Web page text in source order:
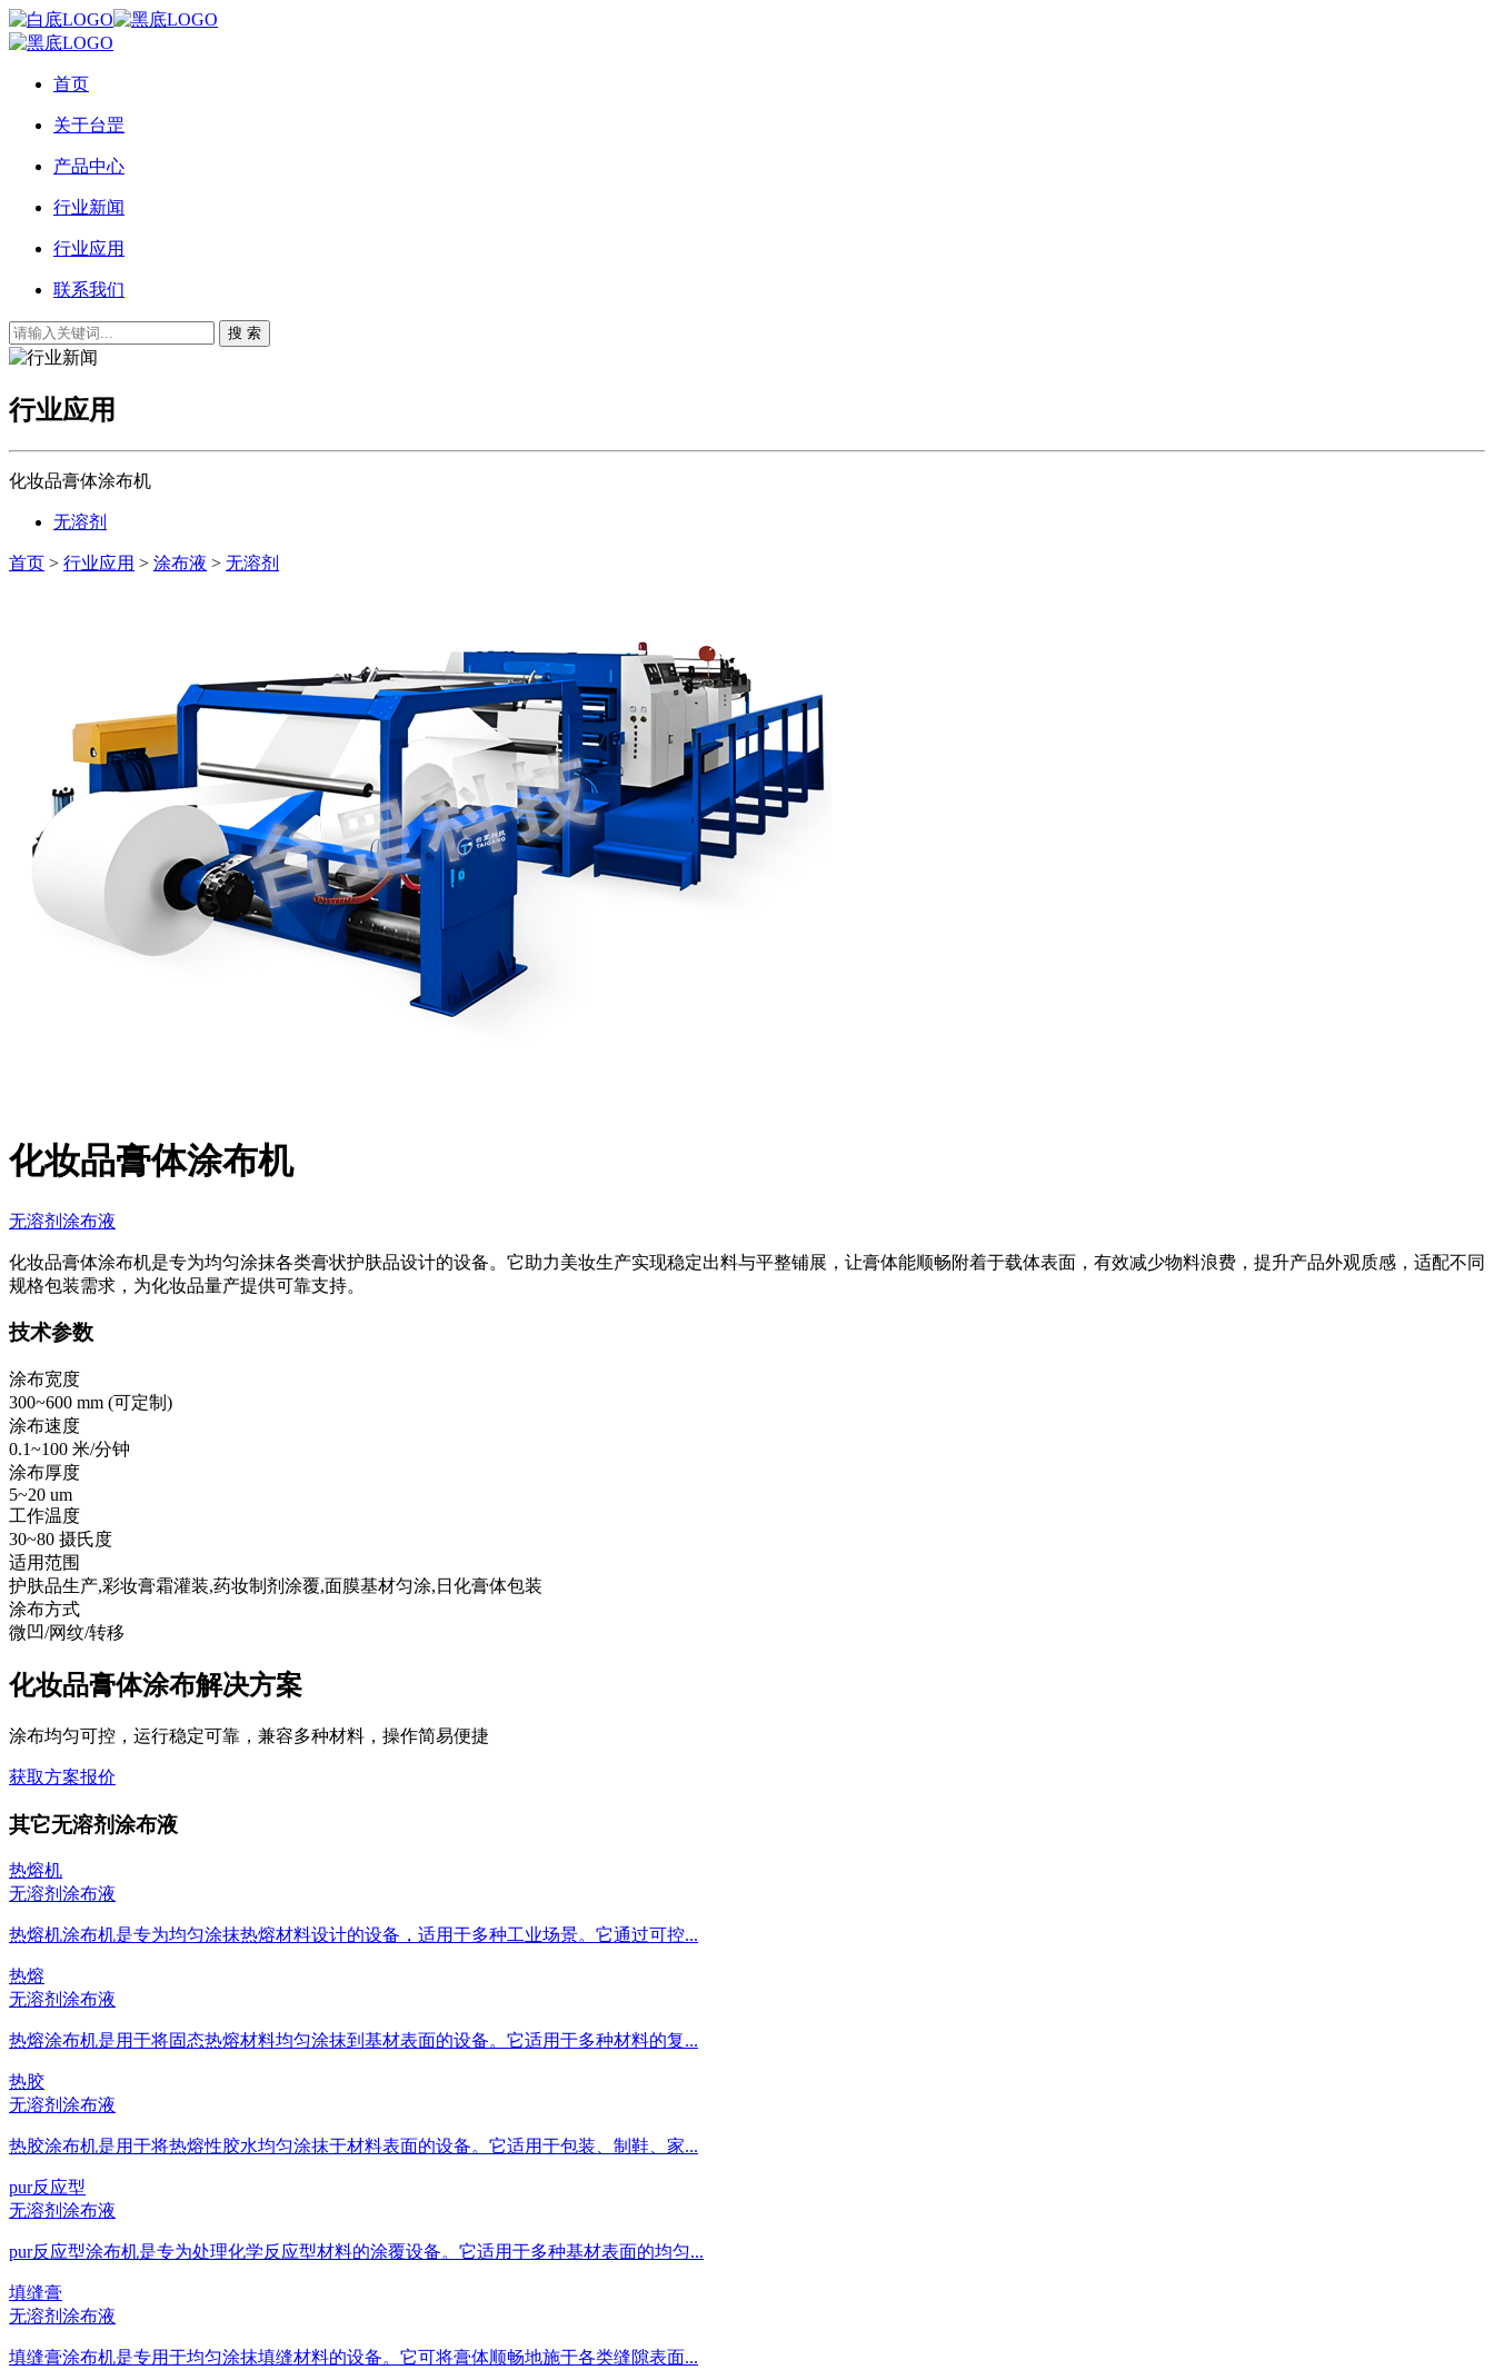
首页
关于台罡
产品中心
行业新闻
行业应用
联系我们
搜 索
行业应用
化妆品膏体涂布机
无溶剂
首页 > 行业应用 > 涂布液 > 无溶剂
化妆品膏体涂布机
无溶剂涂布液
化妆品膏体涂布机是专为均匀涂抹各类膏状护肤品设计的设备。它助力美妆生产实现稳定出料与平整铺展，让膏体能顺畅附着于载体表面，有效减少物料浪费，提升产品外观质感，适配不同
规格包装需求，为化妆品量产提供可靠支持。
技术参数
涂布宽度
300~600 mm (可定制 )
涂布速度
0.1~100 米/分钟
涂布厚度
5~20 um
工作温度
30~80 摄氏度
适用范围
护肤品生产,彩妆膏霜灌装,药妆制剂涂覆,面膜基材匀涂,日化膏体包装
涂布方式
微凹/网纹/转移
化妆品膏体涂布解决方案
涂布均匀可控，运行稳定可靠，兼容多种材料，操作简易便捷
获取方案报价
其它无溶剂涂布液
热熔机
无溶剂涂布液
热熔机涂布机是专为均匀涂抹热熔材料设计的设备，适用于多种工业场景。它通过可控...
热熔
无溶剂涂布液
热熔涂布机是用于将固态热熔材料均匀涂抹到基材表面的设备。它适用于多种材料的复...
热胶
无溶剂涂布液
热胶涂布机是用于将热熔性胶水均匀涂抹于材料表面的设备。它适用于包装、制鞋、家...
pur反应型
无溶剂涂布液
pur反应型涂布机是专为处理化学反应型材料的涂覆设备。它适用于多种基材表面的均匀...
填缝膏
无溶剂涂布液
填缝膏涂布机是专用于均匀涂抹填缝材料的设备。它可将膏体顺畅地施于各类缝隙表面...